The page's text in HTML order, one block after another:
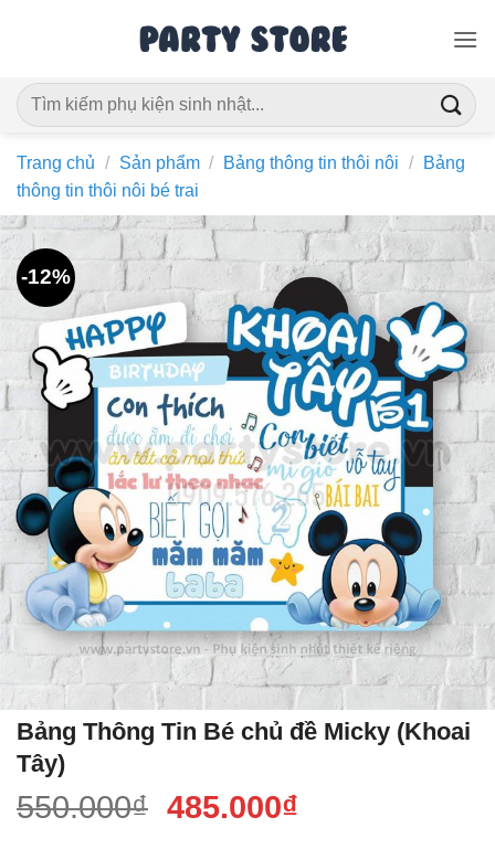
dung
Tìm
kiếm:
Trang chủ / Sản phẩm / Bảng thông tin thôi nôi /
Bảng
thông tin thôi nôi bé trai
-12%
Bảng Thông Tin Bé chủ đề Micky (Khoai
Tây)
550.000₫ Giá
485.000₫Giá